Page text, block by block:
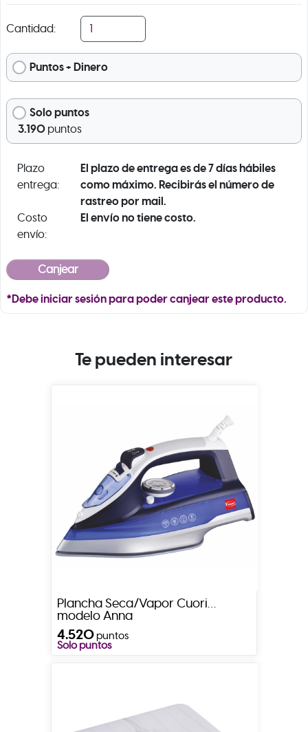
Cantidad:
Puntos + Dinero
Solo puntos
3.190 puntos
Plazo
entrega:
El plazo de entrega es de 7 días hábiles
como máximo. Recibirás el número de
rastreo por mail.
Costo
envío:
El envío no tiene costo.
*Debe iniciar sesión para poder canjear este producto.
Te pueden interesar
Plancha Seca/Vapor Cuori
modelo Anna
4.520puntos
Solo puntos